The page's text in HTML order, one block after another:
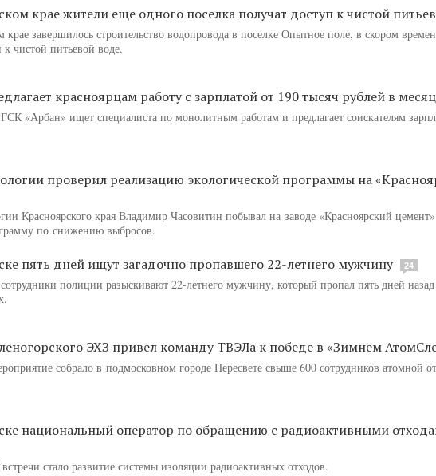
крае жители еще одного поселка получат доступ к чистой
крае завершилось строительство водопровода в поселке Опытное поле, в скором
к чистой питьевой воде.
красноярцам работу с зарплатой от 190 тысяч рублей в месяц
«Арбан» ищет специалиста по монолитным работам и предлагает соискателям
проверил реализацию экологической программы на
Красноярского края Владимир Часовитин побывал на заводе «Красноярский
по снижению выбросов.
пять дней ищут загадочно пропавшего 22-летнего мужчину 24
полиции разыскивают 22-летнего мужчину, который пропал пять дней
ЭХЗ привел команду ТВЭЛа к победе в «Зимнем
собрало в подмосковном городе Пересвете свыше 600 сотрудников атомной
национальный оператор по обращению с радиоактивными
стало развитие системы изоляции радиоактивных отходов.